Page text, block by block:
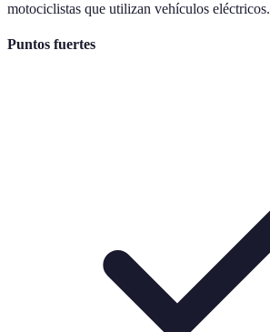
motociclistas que utilizan vehículos eléctricos.
Puntos fuertes